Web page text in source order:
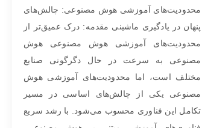
محدودیت‌های آموزشی هوش مصنوعی: چالش‌های
پنهان در یادگیری ماشینی مقدمه: درک عمیق‌تر از
محدودیت‌های آموزشی هوش مصنوعی هوش
مصنوعی به سرعت در حال دگرگونی صنایع
مختلف است، اما محدودیت‌های آموزشی هوش
مصنوعی یکی از چالش‌های اساسی در مسیر
تکامل این فناوری محسوب می‌شود. با رشد سریع